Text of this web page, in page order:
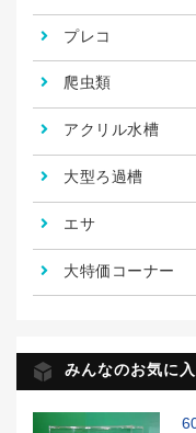
プレコ
爬虫類
アクリル水槽
大型ろ過槽
エサ
大特価コーナー
みんなのお気に